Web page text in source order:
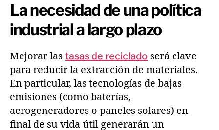
La necesidad de una política
industrial a largo plazo
Mejorar las tasas de reciclado será clave
para reducir la extracción de materiales.
En particular, las tecnologías de bajas
emisiones (como baterías,
aerogeneradores o paneles solares) en
final de su vida útil generarán un